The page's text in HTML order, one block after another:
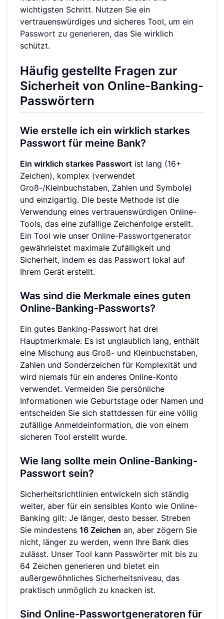
wichtigsten Schritt. Nutzen Sie ein
vertrauenswürdiges und sicheres Tool, um ein
Passwort zu generieren, das Sie wirklich
schützt.
Häufig gestellte Fragen zur
Sicherheit von Online-Banking-
Passwörtern
Wie erstelle ich ein wirklich starkes
Passwort für meine Bank?
Ein wirklich starkes Passwort ist lang (16+
Zeichen), komplex (verwendet
Groß-/Kleinbuchstaben, Zahlen und Symbole)
und einzigartig. Die beste Methode ist die
Verwendung eines vertrauenswürdigen Online-
Tools, das eine zufällige Zeichenfolge erstellt.
Ein Tool wie unser Online-Passwortgenerator
gewährleistet maximale Zufälligkeit und
Sicherheit, indem es das Passwort lokal auf
Ihrem Gerät erstellt.
Was sind die Merkmale eines guten
Online-Banking-Passworts?
Ein gutes Banking-Passwort hat drei
Hauptmerkmale: Es ist unglaublich lang, enthält
eine Mischung aus Groß- und Kleinbuchstaben,
Zahlen und Sonderzeichen für Komplexität und
wird niemals für ein anderes Online-Konto
verwendet. Vermeiden Sie persönliche
Informationen wie Geburtstage oder Namen und
entscheiden Sie sich stattdessen für eine völlig
zufällige Anmeldeinformation, die von einem
sicheren Tool erstellt wurde.
Wie lang sollte mein Online-Banking-
Passwort sein?
Sicherheitsrichtlinien entwickeln sich ständig
weiter, aber für ein sensibles Konto wie Online-
Banking gilt: Je länger, desto besser. Streben
Sie mindestens 16 Zeichen an, aber zögern Sie
nicht, länger zu werden, wenn Ihre Bank dies
zulässt. Unser Tool kann Passwörter mit bis zu
64 Zeichen generieren und bietet ein
außergewöhnliches Sicherheitsniveau, das
praktisch unmöglich zu knacken ist.
Sind Online-Passwortgeneratoren für